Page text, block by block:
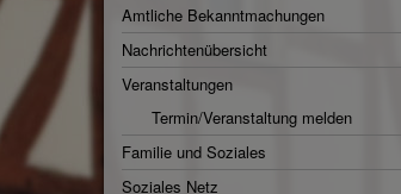
Amtliche Bekanntmachungen
Nachrichtenübersicht
Aktuelle
Veranstaltungen
Termin/Veranstaltung melden
Familie und Soziales
Soziales Netz